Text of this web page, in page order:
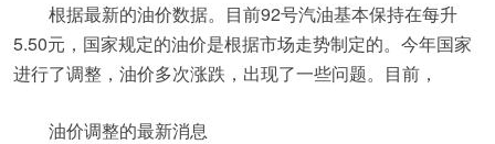
根据最新的油价数据。目前92号汽油基本保持在每升
5.50元，国家规定的油价是根据市场走势制定的。今年国家
进行了调整，油价多次涨跌，出现了一些问题。目前，
油价调整的最新消息